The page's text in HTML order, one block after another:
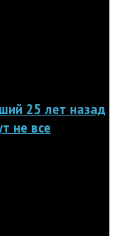
25 лет назад
не все